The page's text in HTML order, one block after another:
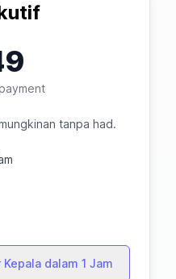
tanpa had.
dalam 1 Jam